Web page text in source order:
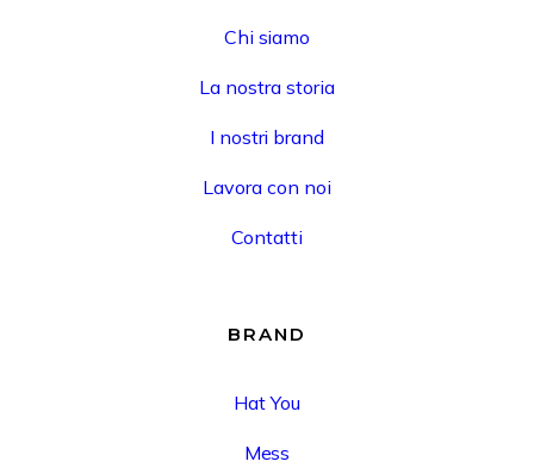
Chi siamo
La nostra storia
I nostri brand
Lavora con noi
Contatti
BRAND
Hat You
Mess